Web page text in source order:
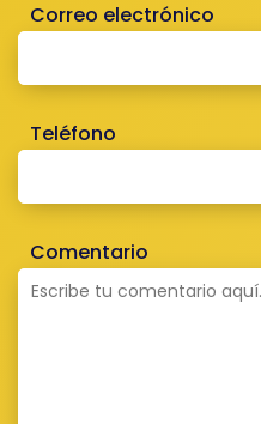
Correo electrónico
Teléfono
Comentario